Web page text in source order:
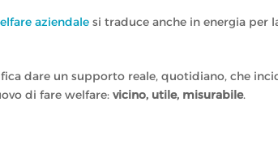
aziendale si traduce anche in energia per
dare un supporto reale, quotidiano, che
di fare welfare:vicino, utile, misurabile.